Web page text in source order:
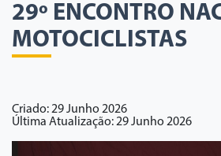
29º ENCONTRO
MOTOCICLISTAS
Criado: 29 Junho 2026
Última Atualização: 29 Junho 2026